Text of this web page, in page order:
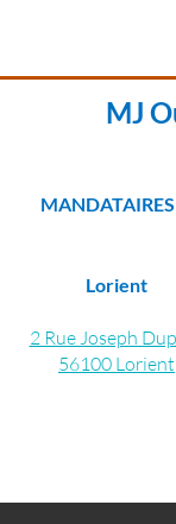
MJ
Lorient
2 Rue Joseph
56100 Lorient